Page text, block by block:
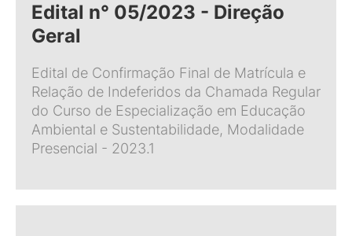
Edital n° 05/2023 - Direção
Geral
Edital de Confirmação Final de Matrícula e
Relação de Indeferidos da Chamada Regular
do Curso de Especialização em Educação
Ambiental e Sustentabilidade, Modalidade
Presencial - 2023.1